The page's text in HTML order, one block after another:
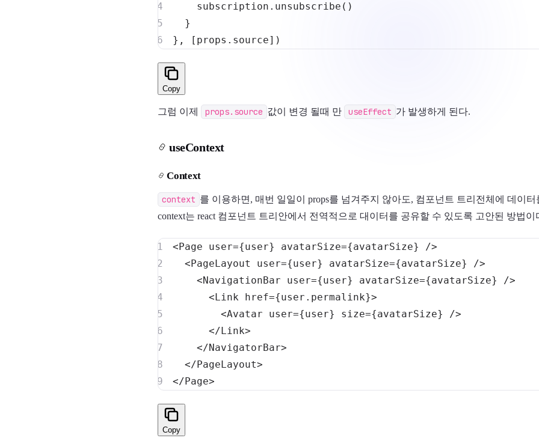
    subscription
. unsubscribe ( )
}
} , [ props . source] )
Copy
그럼 이제 props.source 값이 변경 될때 만 useEffect 가 발생하게 된다.
useContext
Context
context 를 이용하면, 매번 일일이 props를 넘겨주지 않아도, 컴포넌트 트리전체에 데이
context는 react 컴포넌트 트리안에서 전역적으로 대이터를 공유할 수 있도록 고안된 방법이
< Page user={user} avatarSize={avatarSize}
/>
< PageLayout user={user} avatarSize={avatarSize}
/>
<NavigationBar user={user} avatarSize={avatarSize}
/>
< Link href={user.permalink}>
<Avatar user={user} size={avatarSize}
/>
</ Link>
</NavigatorBar>
</ PageLayout>
</ Page>
Copy